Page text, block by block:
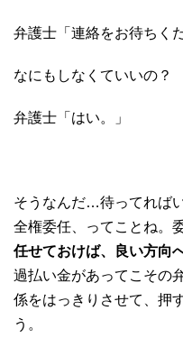
弁護士「連絡をお待ちく
なにもしなくていいの？
弁護士「はい。」
そうなんだ…待ってれば
全権委任、ってことね。
任せておけば、良い方向
過払い金があってこその
係をはっきりさせて、押
う。